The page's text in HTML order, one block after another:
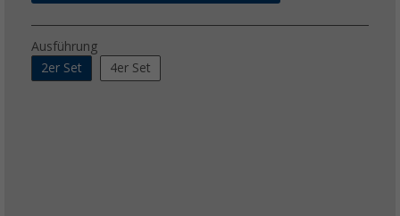
Ausführung
2er Set
4er Set